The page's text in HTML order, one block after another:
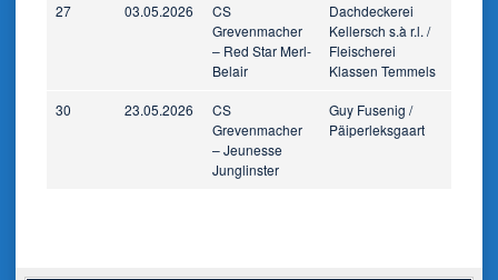
27 03.05.2026
CS
Grevenmacher
– Red Star Merl-
Belair
Dachdeckerei
Kellersch s.à r.l. /
Fleischerei
Klassen Temmels
30 23.05.2026
CS
Grevenmacher
– Jeunesse
Junglinster
Guy Fusenig /
Päiperleksgaart